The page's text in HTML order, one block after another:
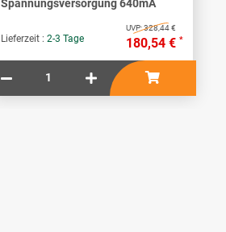
Spannungsversorgung 640mA
Lieferzeit : 2-3 Tage
UVP:328,44 €
180,54 € *